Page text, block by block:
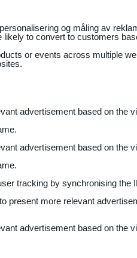
og måling av
to convert to customers
or events across multiple
advertisement based on the
advertisement based on the
tracking by synchronising
present more relevant
advertisement based on the